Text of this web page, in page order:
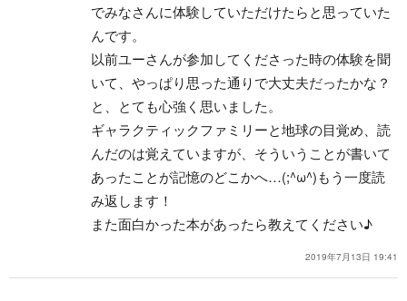
でみなさんに体験していただけたらと思っていた
んです。
以前ユーさんが参加してくださった時の体験を聞
いて、やっぱり思った通りで大丈夫だったかな？
と、とても心強く思いました。
ギャラクティックファミリーと地球の目覚め、読
んだのは覚えていますが、そういうことが書いて
あったことが記憶のどこかへ…(;^ω^)もう一度読
み返します！
また面白かった本があったら教えてください♪
2019年7月13日 19:41